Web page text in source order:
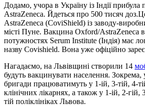
Додамо, учора в Україну із Індії
AstraZeneca. Йдеться про 500 тисяч
AstraZeneca (CoviShield) із заводу-
місті Пуне. Вакцина Oxford/AstraZeneca
потужностях Serum Institute (Індія) має
назву Covishield. Вона уже офіційно
Нагадаємо, на Львівщині створили 14
будуть вакцинувати населення. Зокрема,
бригади працюватимуть у 1-ій, 3-тій, 4-
клінічних лікарнях, а також у 1-ій, 2-гій,
тій поліклініках Львова.